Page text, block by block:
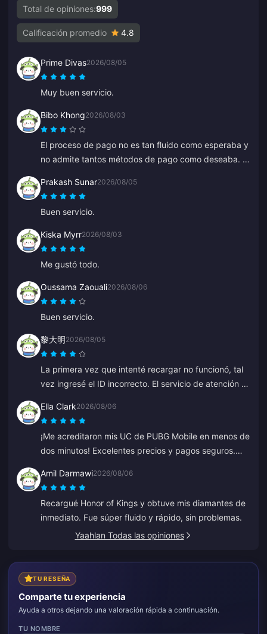
Total de opiniones:999
Calificación promedio 4.8
Prime Divas2026/08/05
Muy buen servicio.
Bibo Khong2026/08/03
El proceso de pago no es tan fluido como esperaba y
no admite tantos métodos de pago como deseaba. El
recarga, y el servicio de atención al cliente tarda en
responder. Tampoco está claro cuándo se procesan
los pagos. Si se solucionaran estos problemas, sería
mucho más confiable.
Prakash Sunar2026/08/05
Buen servicio.
Kiska Myrr2026/08/03
Me gustó todo.
Oussama Zaouali2026/08/06
Buen servicio.
黎大明2026/08/05
La primera vez que intenté recargar no funcionó, tal
vez ingresé el ID incorrecto. El servicio de atención al
intento funcionó sin problemas. Seguiré usando el
sitio.
Ella Clark2026/08/06
¡Me acreditaron mis UC de PUBG Mobile en menos de
dos minutos! Excelentes precios y pagos seguros.
Muy recomendado.
Amil Darmawi2026/08/06
Recargué Honor of Kings y obtuve mis diamantes de
inmediato. Fue súper fluido y rápido, sin problemas.
Yaahlan Todas las opiniones
TU RESEÑA
Comparte tu experiencia
Ayuda a otros dejando una valoración rápida a continuación.
TU NOMBRE